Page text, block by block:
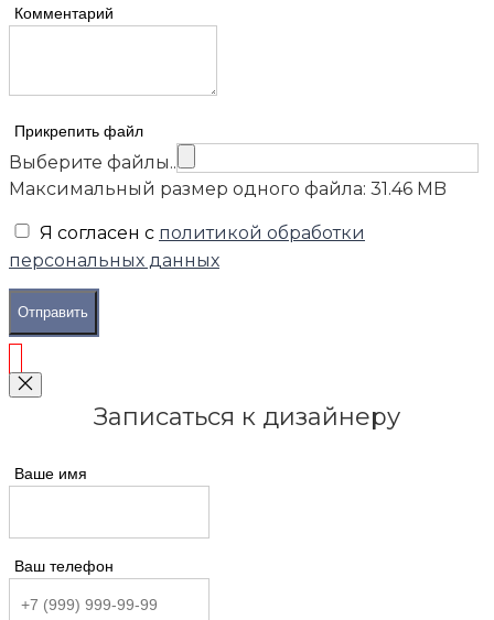
Комментарий
Прикрепить файл
Выберите файлы..
Максимальный размер одного файла: 31.46 MB
Я согласен с политикой обработки
персональных данных
Отправить
Записаться к дизайнеру
Ваше имя
Ваш телефон